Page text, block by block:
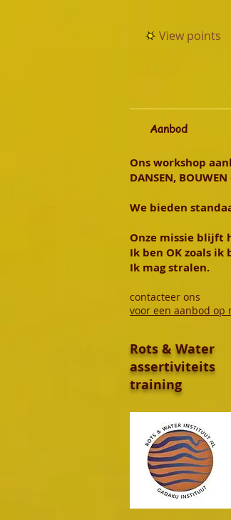
View points
Aanbod
Ons workshop
DANSEN,
We bieden
Onze missie blijft
Ik ben OK zoals ik
Ik mag stralen.
contacteer ons
voor een aanbod op
Rots & Water
assertiviteits
training